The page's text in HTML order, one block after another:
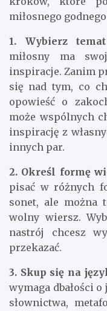
miłosnego
1. Wybierz
miłosny ma
inspiracje. Zanim
się nad tym, co
opowieść o
może wspólnych
inspirację z
innych par.
2. Określ formę
pisać w różnych
sonet, ale można
wolny wiersz.
nastrój chcesz
przekazać.
3. Skup się na
wymaga dbałości
słownictwa,